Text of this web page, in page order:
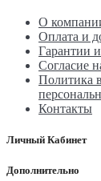
О
Оплата и
Гарантии
Согласие
Политика
Контакты
Личный Кабинет
Дополнительно